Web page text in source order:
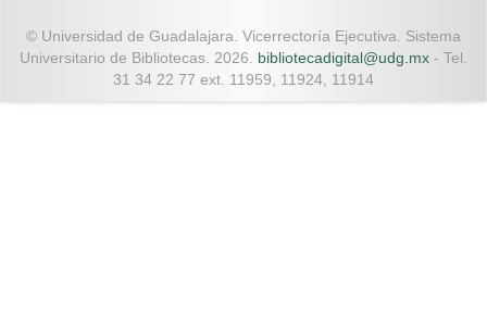
© Universidad de Guadalajara. Vicerrectoría Ejecutiva. Sistema
Universitario de Bibliotecas. 2026. bibliotecadigital@udg.mx - Tel.
31 34 22 77 ext. 11959, 11924, 11914